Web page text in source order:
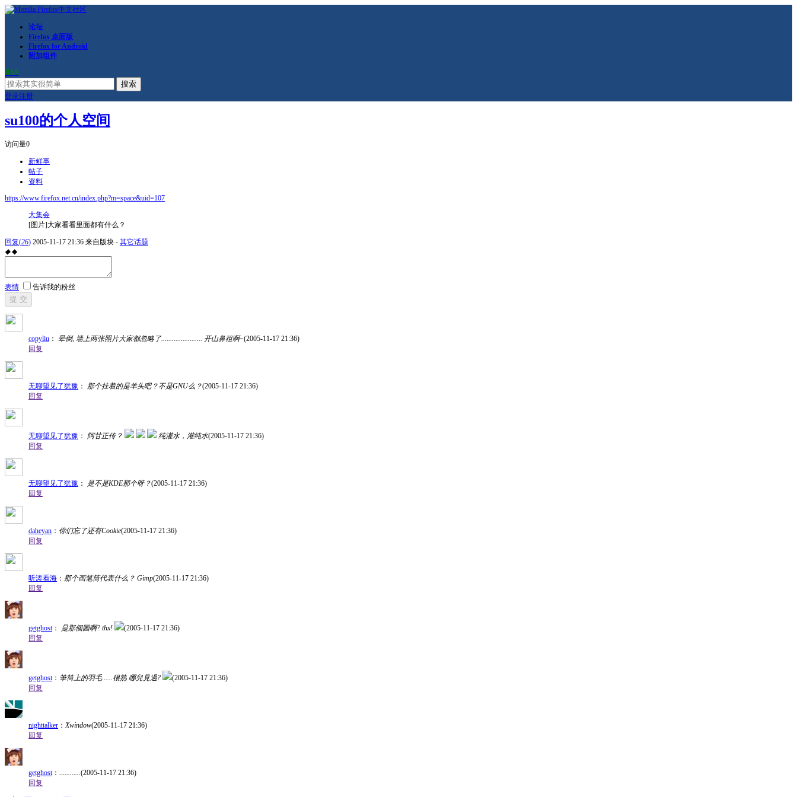
论坛
Firefox 桌面版
Firefox for Android
附加组件
RSS
搜索
登录注册
su100的个人空间
访问量0
新鲜事
帖子
资料
https://www.firefox.net.cn/index.php?m=space&uid=107
大集会
[图片]大家看看里面都有什么？
回复(26) 2005-11-17 21:36 来自版块 - 其它话题
◆ ◆
表情 告诉我的粉丝
提 交
copyliu ： 晕倒, 墙上两张照片大家都忽略了....................... 开山鼻祖啊~(2005-11-17 21:36)
回复
无聊望见了犹豫 ： 那个挂着的是羊头吧？不是GNU么？(2005-11-17 21:36)
回复
无聊望见了犹豫 ： 阿甘正传？ 纯灌水，灌纯水(2005-11-17 21:36)
回复
无聊望见了犹豫 ： 是不是KDE那个呀？(2005-11-17 21:36)
回复
daheyan ： 你们忘了还有Cookie(2005-11-17 21:36)
回复
听涛看海 ： 那个画笔筒代表什么？ Gimp(2005-11-17 21:36)
回复
getghost： 是那個圖啊? thx!
(2005-11-17 21:36)
回复
getghost： 筆筒上的羽毛......很熟 哪兒見過?
(2005-11-17 21:36)
回复
nighttalker ：Xwindow(2005-11-17 21:36)
回复
getghost： ............(2005-11-17 21:36)
回复